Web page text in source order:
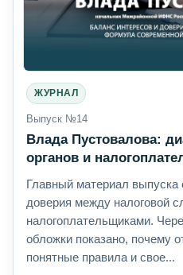
ЖУРНАЛ
Выпуск №14
Влада Пустовалова:
органов и
Главный материал выпуска
доверия между налоговой
налогоплательщиками.
обложки показано, почему
понятные правила и свое...